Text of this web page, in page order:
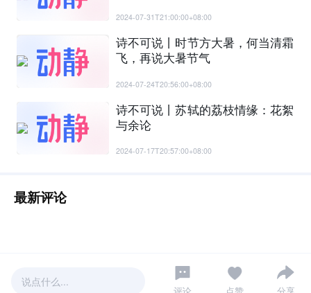
说点什么...
评论 点赞
2024-07-31T21:00:00+08:00
诗不可说丨时节方大暑，何当清霜
飞，再说大暑节气
2024-07-24T20:56:00+08:00
诗不可说丨苏轼的荔枝情缘：花絮
与余论
2024-07-17T20:57:00+08:00
最新评论